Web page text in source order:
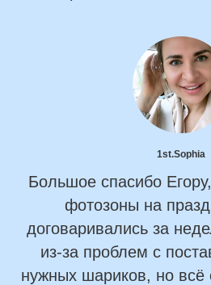
1st.Sophia
Большое спасибо
фотозоны на
договаривались за
из-за проблем с
нужных шариков, но всё